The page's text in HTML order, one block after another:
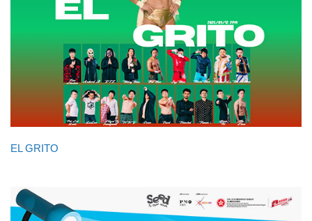
EL GRITO